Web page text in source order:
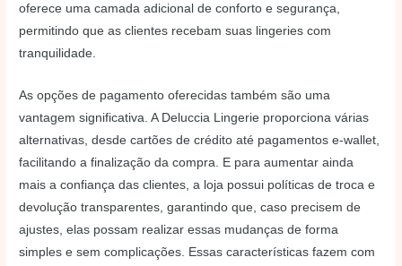
oferece uma camada adicional de conforto e segurança,
permitindo que as clientes recebam suas lingeries com
tranquilidade.
As opções de pagamento oferecidas também são uma
vantagem significativa. A Deluccia Lingerie proporciona várias
alternativas, desde cartões de crédito até pagamentos e-wallet,
facilitando a finalização da compra. E para aumentar ainda
mais a confiança das clientes, a loja possui políticas de troca e
devolução transparentes, garantindo que, caso precisem de
ajustes, elas possam realizar essas mudanças de forma
simples e sem complicações. Essas características fazem com